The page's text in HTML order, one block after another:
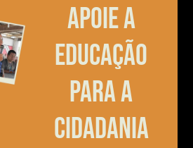
Apoie a
educação
para a
cidadania